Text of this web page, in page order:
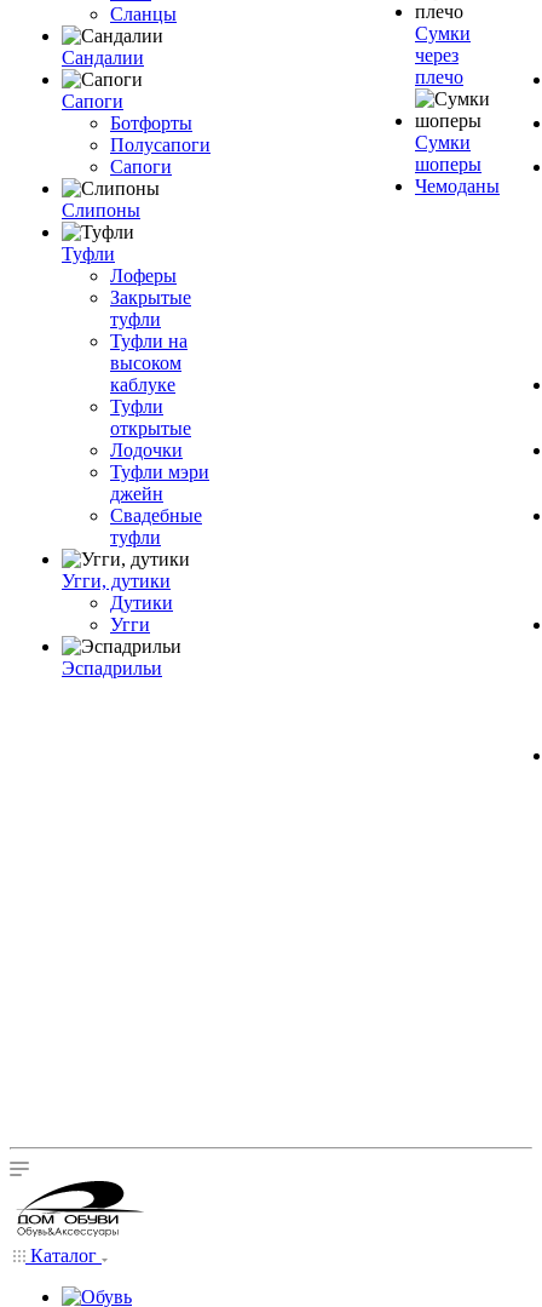
Сланцы
Сандалии
Сапоги
Ботфорты
Полусапоги
Сапоги
Слипоны
Туфли
Лоферы
Закрытые
туфли
Туфли на
высоком
каблуке
Туфли
открытые
Лодочки
Туфли мэри
джейн
Свадебные
туфли
Угги, дутики
Дутики
Угги
Эспадрильи
Сумки
через
плечо
Сумки
шоперы
Чемоданы
Каталог